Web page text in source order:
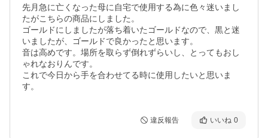
先月急に亡くなった母に自宅で使用する為に色々迷いまし
たがこちらの商品にしました。
ゴールドにしましたが落ち着いたゴールドなので、黒と迷
いましたが、ゴールドで良かったと思います。
音は高めです。場所を取らず倒れずらいし、とってもおし
ゃれなおりんです。
これで今日から手を合わせてる時に使用したいと思いま
す。
違反報告 いいね 0